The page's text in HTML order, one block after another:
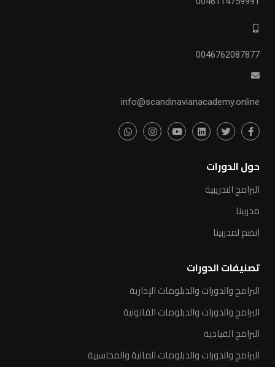
0046762087877
info@scandinavianacademy.online
حول الدورات
البرامج التدريبية
مدربينا
انضم لمدربينا
تصنيفات الدورات
البرامج والدورات والدبلومات الإدارية
البرامج والدورات والدبلومات القانونية
البرامج القيادية
البرامج والدورات والدبلومات المالية والمحاسبية